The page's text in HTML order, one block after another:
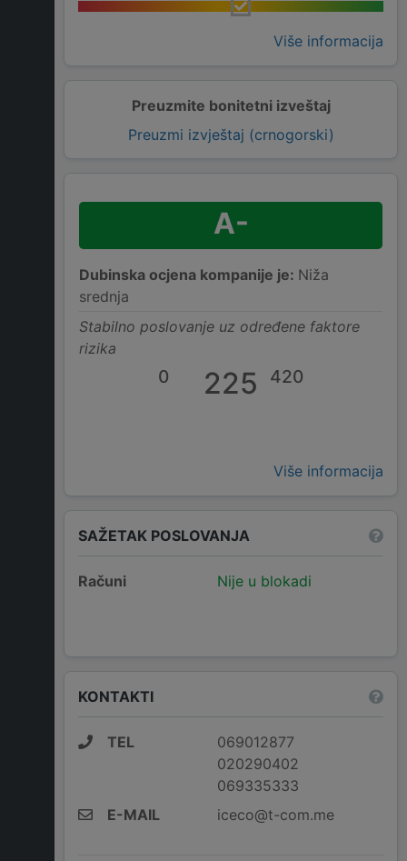
Više informacija
Preuzmite bonitetni izveštaj
Preuzmi izvještaj (crnogorski)
A-
Dubinska ocjena kompanije je: Niža
srednja
Stabilno poslovanje uz određene faktore
rizika
0 225 420
Više informacija
SAŽETAK POSLOVANJA
Računi Nije u blokadi
KONTAKTI
TEL
069012877
020290402
069335333
E-MAIL
iceco@t-com.me